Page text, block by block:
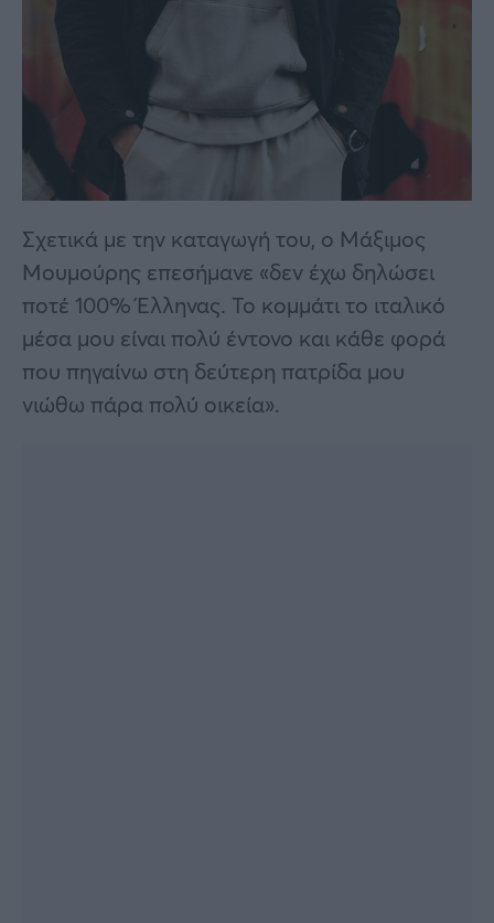
Σχετικά με την καταγωγή του, ο Μάξιμος
Μουμούρης επεσήμανε «δεν έχω δηλώσει
ποτέ 100% Έλληνας. Το κομμάτι το ιταλικό
μέσα μου είναι πολύ έντονο και κάθε φορά
που πηγαίνω στη δεύτερη πατρίδα μου
νιώθω πάρα πολύ οικεία».